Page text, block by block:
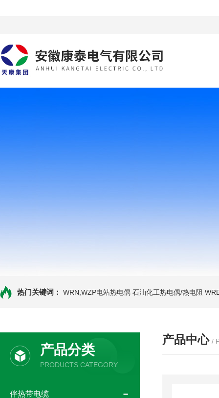
热门关键词： WRN,WZP电站热电偶 石油化工热电偶/热电阻
产品分类
PRODUCTS CATEGORY
伴热带电缆
产品中心 /